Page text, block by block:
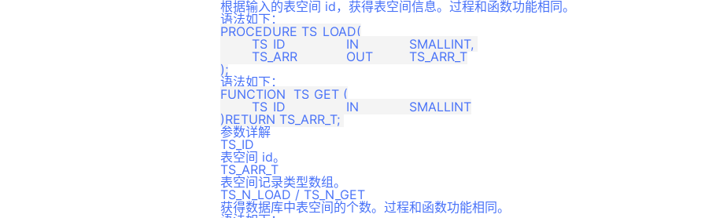
根据输入的表空间 id，获得表空间信息。过程和函数功能相同。
语法如下：
PROCEDURE TS_LOAD(
语法如下：
FUNCTION  TS_GET (
参数详解
TS_ID
表空间 id。
TS_ARR_T
表空间记录类型数组。
TS_N_LOAD / TS_N_GET
获得数据库中表空间的个数。过程和函数功能相同。